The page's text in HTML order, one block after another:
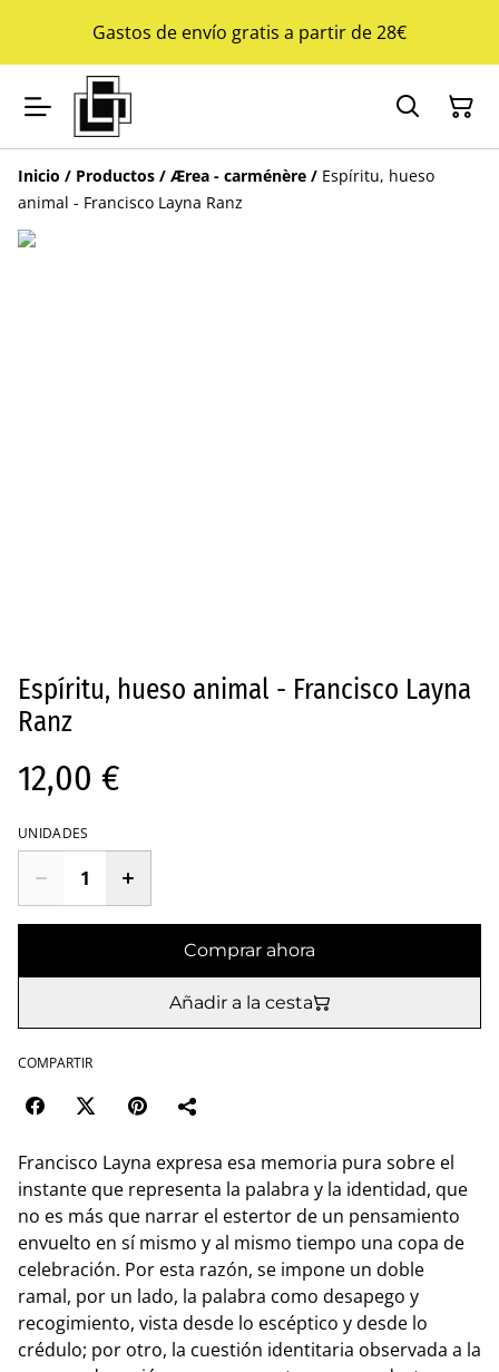
Gastos de envío gratis a partir de 28€
Inicio / Productos / Ærea - carménère / Espíritu, hueso
animal - Francisco Layna Ranz
Espíritu, hueso animal - Francisco Layna
Ranz
12,00 €
UNIDADES
Comprar ahora
Añadir a la cesta
COMPARTIR
Francisco Layna expresa esa memoria pura sobre el
instante que representa la palabra y la identidad, que
no es más que narrar el estertor de un pensamiento
envuelto en sí mismo y al mismo tiempo una copa de
celebración. Por esta razón, se impone un doble
ramal, por un lado, la palabra como desapego y
recogimiento, vista desde lo escéptico y desde lo
crédulo; por otro, la cuestión identitaria observada a la